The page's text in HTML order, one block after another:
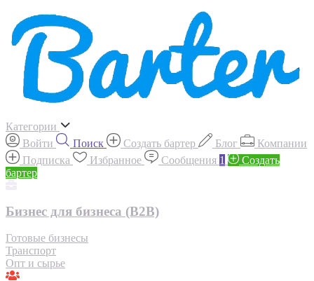
Категории
Войти
Поиск Создать бартер Блог
Компании
Подписка
Избранное Сообщения 1
Создать
бартер
Бизнес для бизнеса (B2B)
Готовые бизнесы
Транспорт
Опт и сырье